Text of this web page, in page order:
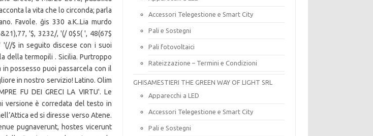
Accessori Telegestione e Smart City
Pali e Sostegni
Pali fotovoltaici
Rateizzazione – Termini e Condizioni
GHISAMESTIERI THE GREEN WAY OF LIGHT SRL
Apparecchi a LED
Accessori Telegestione e Smart City
Pali e Sostegni